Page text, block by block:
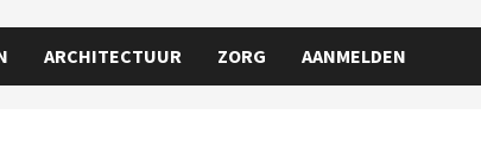
ARCHITECTUUR ZORG AANMELDEN